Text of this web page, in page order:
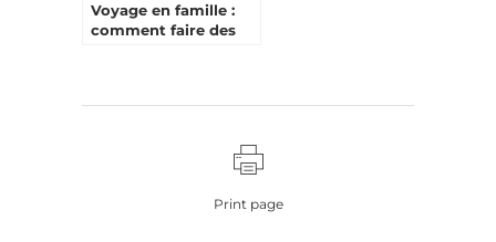
Voyage en famille :
comment faire des
Print page